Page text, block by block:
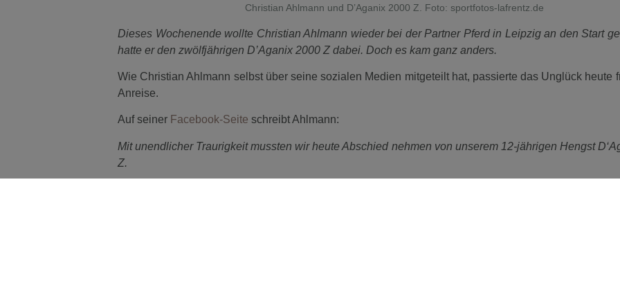
Christian Ahlmann und D’Aganix 2000 Z. Foto: sportfotos-lafrentz.de
Dieses Wochenende wollte Christian Ahlmann wieder bei der Partner Pferd in Leipzig an den Start
hatte er den zwölfjährigen D’Aganix 2000 Z dabei. Doch es kam ganz anders.
Wie Christian Ahlmann selbst über seine sozialen Medien mitgeteilt hat, passierte das Unglück heute
Anreise.
Auf seiner Facebook-Seite schreibt Ahlmann:
Mit unendlicher Traurigkeit mussten wir heute Abschied nehmen von unserem 12-jährigen Hengst
Z.